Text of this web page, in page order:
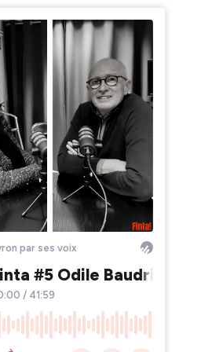
par ses voix
#5 Odile Baudrier et
/ 41:59